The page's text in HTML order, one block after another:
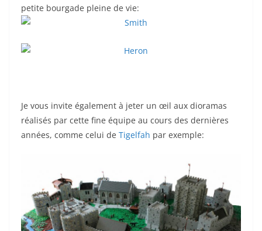
petite bourgade pleine de vie:
Je vous invite également à jeter un œil aux dioramas
réalisés par cette fine équipe au cours des dernières
années, comme celui de Tigelfah par exemple: